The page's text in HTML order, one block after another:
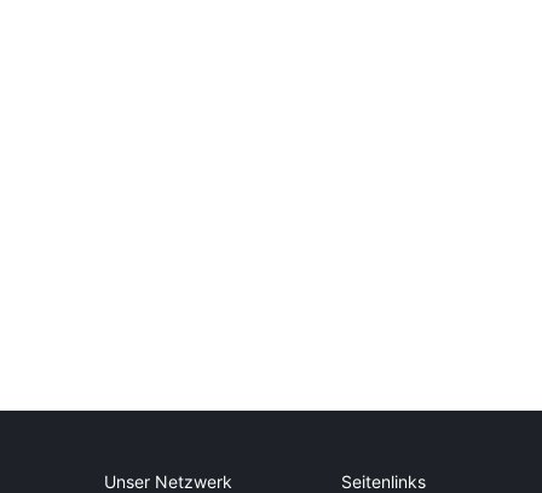
Unser Netzwerk Seitenlinks